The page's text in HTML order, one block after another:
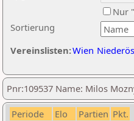
Sortierung
Nur
Vereinslisten:Wien
Pnr:109537 Name: Milos
Periode Elo Partien Pkt.